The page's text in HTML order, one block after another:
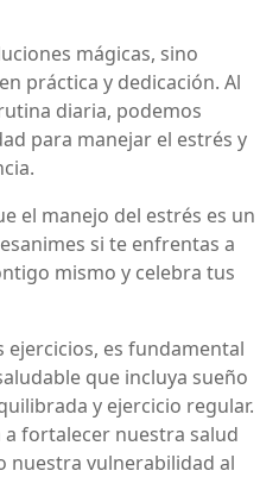
mágicas, sino
práctica y dedicación. Al
diaria, podemos
para manejar el estrés y
el manejo del estrés es un
si te enfrentas a
mismo y celebra tus
ejercicios, es fundamental
que incluya sueño
y ejercicio regular.
fortalecer nuestra salud
nuestra vulnerabilidad al